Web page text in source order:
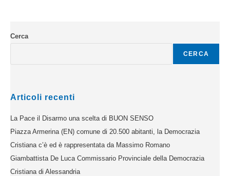
Cerca
CERCA
Articoli recenti
La Pace il Disarmo una scelta di BUON SENSO
Piazza Armerina (EN) comune di 20.500 abitanti, la Democrazia
Cristiana c’è ed è rappresentata da Massimo Romano
Giambattista De Luca Commissario Provinciale della Democrazia
Cristiana di Alessandria